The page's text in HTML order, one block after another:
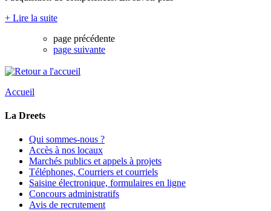
+ Lire la suite
page précédente
page suivante
Accueil
La Dreets
Qui sommes-nous ?
Accès à nos locaux
Marchés publics et appels à projets
Téléphones, Courriers et courriels
Saisine électronique, formulaires en ligne
Concours administratifs
Avis de recrutement